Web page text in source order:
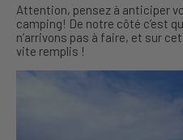
Attention, pensez à anticiper
camping! De notre côté c’est
n’arrivons pas à faire, et sur
vite remplis !